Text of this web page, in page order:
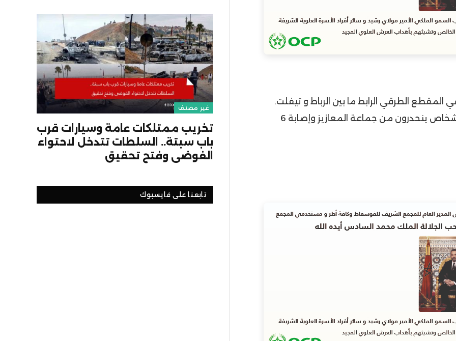
إقليم الخميسات بالطريق الوطنية رقم 6 في المقطع الطرقي الرابط ما بين الرباط و تيفلت.
على وقع حادثة سير مروعة أدت إلى مقتل 5 أشخاص ينحدرون من جماعة المعازيز وإصابة 6
غير مصنف
تخريب ممتلكات عامة وسيارات قرب
باب سبتة.. السلطات تتدخل لاحتواء
الفوضى وفتح تحقيق
تابعنا على فايسبوك